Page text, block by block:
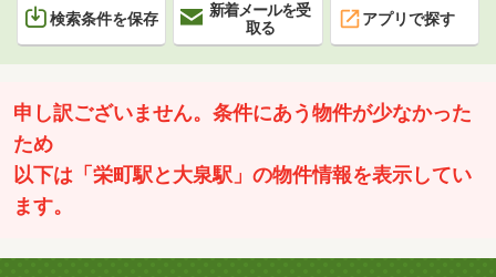
検索条件を保存
新着メールを受
取る
アプリで探す
申し訳ございません。条件にあう物件が少なかった
ため
以下は「栄町駅と大泉駅」の物件情報を表示してい
ます。